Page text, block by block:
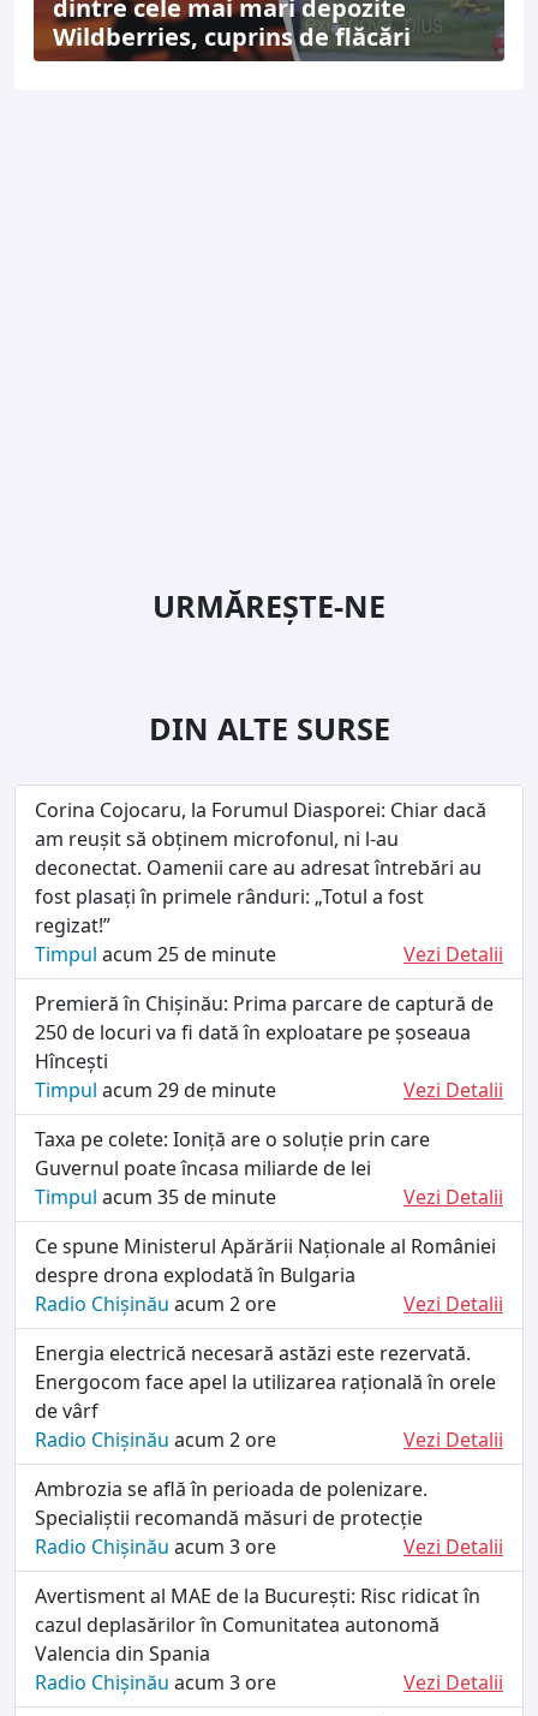
dintre cele mai mari depozite
Wildberries, cuprins de flăcări
URMĂREȘTE-NE
DIN ALTE SURSE
Corina Cojocaru, la Forumul Diasporei: Chiar dacă
am reușit să obținem microfonul, ni l-au
deconectat. Oamenii care au adresat întrebări au
fost plasați în primele rânduri: „Totul a fost
regizat!”
Timpul acum 25 de minute
Vezi Detalii
Premieră în Chișinău: Prima parcare de captură de
250 de locuri va fi dată în exploatare pe șoseaua
Hîncești
Timpul acum 29 de minute
Vezi Detalii
Taxa pe colete: Ioniță are o soluție prin care
Guvernul poate încasa miliarde de lei
Timpul acum 35 de minute
Vezi Detalii
Ce spune Ministerul Apărării Naționale al României
despre drona explodată în Bulgaria
Radio Chișinău acum 2 ore
Vezi Detalii
Energia electrică necesară astăzi este rezervată.
Energocom face apel la utilizarea rațională în orele
de vârf
Radio Chișinău acum 2 ore
Vezi Detalii
Ambrozia se află în perioada de polenizare.
Specialiștii recomandă măsuri de protecție
Radio Chișinău acum 3 ore
Vezi Detalii
Avertisment al MAE de la București: Risc ridicat în
cazul deplasărilor în Comunitatea autonomă
Valencia din Spania
Radio Chișinău acum 3 ore
Vezi Detalii